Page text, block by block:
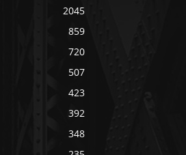
2045
859
720
507
423
392
348